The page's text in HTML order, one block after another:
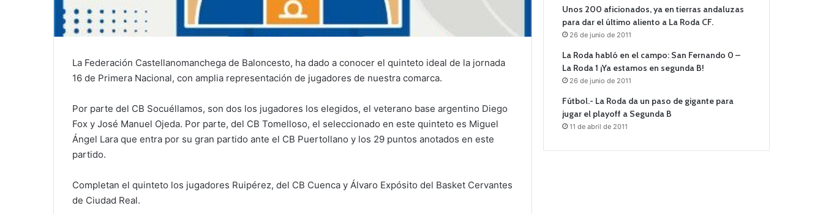
La Federación Castellanomanchega de Baloncesto, ha dado a conocer el quinteto ideal de la jornada
16 de Primera Nacional, con amplia representación de jugadores de nuestra comarca.
Por parte del CB Socuéllamos, son dos los jugadores los elegidos, el veterano base argentino Diego
Fox y José Manuel Ojeda. Por parte, del CB Tomelloso, el seleccionado en este quinteto es Miguel
Ángel Lara que entra por su gran partido ante el CB Puertollano y los 29 puntos anotados en este
partido.
Completan el quinteto los jugadores Ruipérez, del CB Cuenca y Álvaro Expósito del Basket Cervantes
de Ciudad Real.
Unos 200 aficionados, ya en tierras andaluzas
para dar el último aliento a La Roda CF.
26 de junio de 2011
La Roda habló en el campo: San Fernando 0 –
La Roda 1 ¡Ya estamos en segunda B!
26 de junio de 2011
Fútbol.- La Roda da un paso de gigante para
jugar el playoff a Segunda B
11 de abril de 2011